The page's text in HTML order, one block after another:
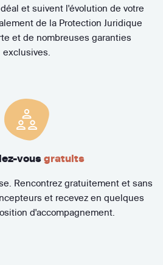
et suivent l'évolution de votre
de la Protection Juridique
et de nombreuses garanties
exclusives.
vous gratuits
Rencontrez gratuitement et sans
et recevez en quelques
d'accompagnement.